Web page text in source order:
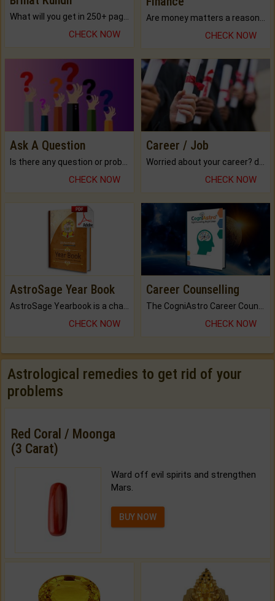
CHECK NOW CHECK NOW
Ask A Question
Is there any question or problem lingering.
CHECK NOW
Career / Job
Worried about your career? don't know what is.
CHECK NOW
AstroSage Year Book
AstroSage Yearbook is a channel to fulfill your dreams and destiny.
CHECK NOW
Career Counselling
The CogniAstro Career Counselling Report is the most comprehensive report available on this topic.
CHECK NOW
Astrological remedies to get rid of your
problems
Red Coral / Moonga
(3 Carat)
Ward off evil spirits and strengthen
Mars.
BUY NOW